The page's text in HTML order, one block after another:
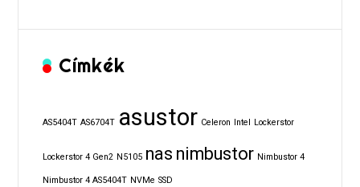
Címkék
AS5404T AS6704T asustor Celeron Intel Lockerstor
Lockerstor 4 Gen2 N5105 nas nimbustor Nimbustor 4
Nimbustor 4 AS5404T NVMe SSD